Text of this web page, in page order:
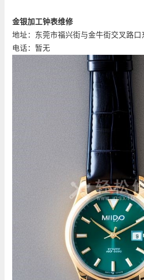
金银加工钟表维修
地址：东莞市福兴街与金牛街交叉路口
电话：暂无